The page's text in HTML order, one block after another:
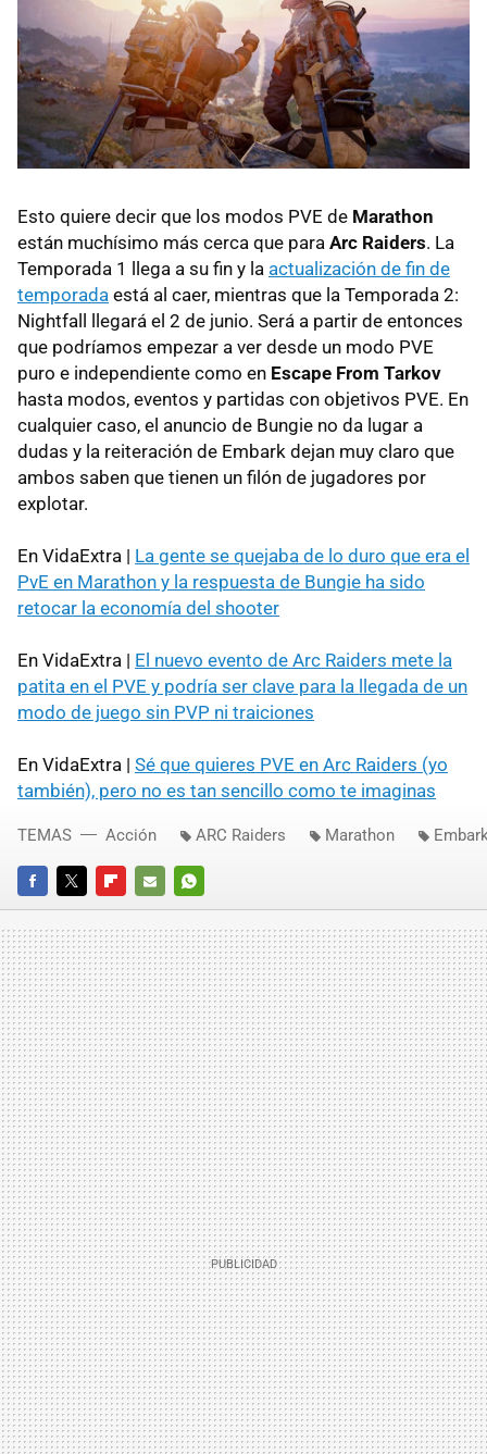
Esto quiere decir que los modos PVE de Marathon
están muchísimo más cerca que para Arc Raiders. La
Temporada 1 llega a su fin y la actualización de fin de
temporada está al caer, mientras que la Temporada 2:
Nightfall llegará el 2 de junio. Será a partir de entonces
que podríamos empezar a ver desde un modo PVE
puro e independiente como en Escape From Tarkov
hasta modos, eventos y partidas con objetivos PVE. En
cualquier caso, el anuncio de Bungie no da lugar a
dudas y la reiteración de Embark dejan muy claro que
ambos saben que tienen un filón de jugadores por
explotar.
En VidaExtra | La gente se quejaba de lo duro que era el
PvE en Marathon y la respuesta de Bungie ha sido
retocar la economía del shooter
En VidaExtra | El nuevo evento de Arc Raiders mete la
patita en el PVE y podría ser clave para la llegada de un
modo de juego sin PVP ni traiciones
En VidaExtra | Sé que quieres PVE en Arc Raiders (yo
también), pero no es tan sencillo como te imaginas
FACEBOOKTWITTERFLIPBOARD
E-
MAIL
WHATSAPP
TEMAS Acción ARC Raiders Marathon